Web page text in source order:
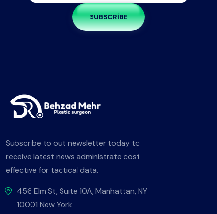
SUBSCRIBE
Subscribe to out newsletter today to
receive latest news administrate cost
effective for tactical data.
456 Elm St, Suite 10A, Manhattan, NY
10001 New York